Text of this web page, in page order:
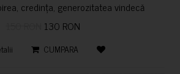
credința, generozitatea vindecă
130 RON
CUMPARA